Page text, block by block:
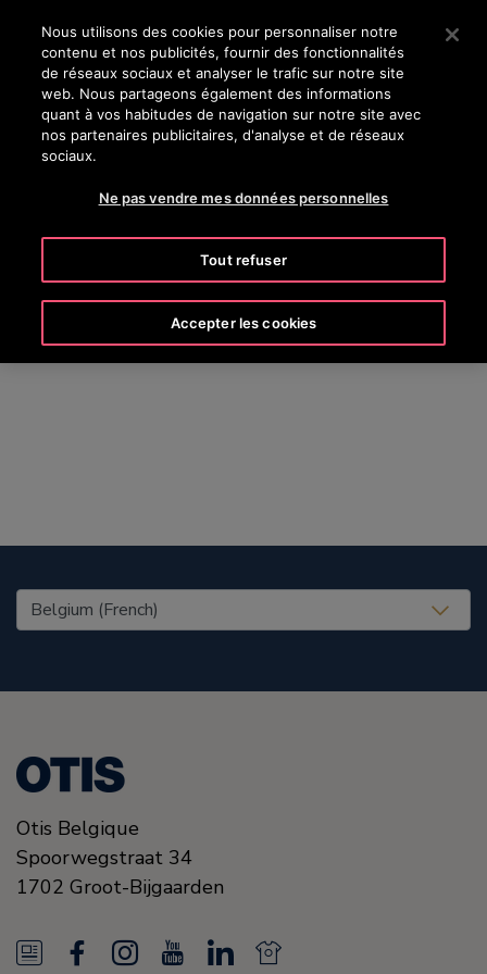
Appuyez sur Entrée pour passer au contenu principal
RECHERCHER
United States (EN)
Otis Belgique
Spoorwegstraat 34
1702 Groot-Bijgaarden
N I L N
Nous utilisons des cookies pour personnaliser notre
contenu et nos publicités, fournir des fonctionnalités
de réseaux sociaux et analyser le trafic sur notre site
web. Nous partageons également des informations
quant à vos habitudes de navigation sur notre site avec
nos partenaires publicitaires, d'analyse et de réseaux
sociaux.
Ne pas vendre mes données personnelles
Tout refuser
Accepter les cookies